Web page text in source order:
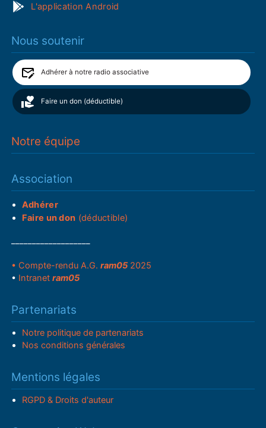
L'application Android
Nous soutenir
Adhérer à notre radio associative
Faire un don (déductible)
Notre équipe
Association
Adhérer
Faire un don (déductible)
• Compte-rendu A.G.ram05 2025
• Intranetram05
Partenariats
Notre politique de partenariats
Nos conditions générales
Mentions légales
RGPD & Droits d'auteur